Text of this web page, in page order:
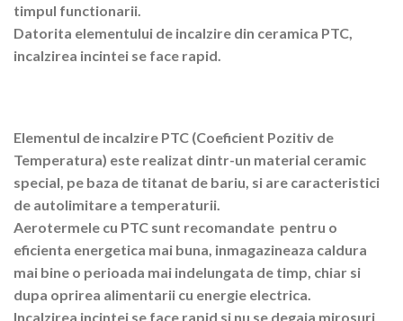
timpul functionarii.
Datorita elementului de incalzire din ceramica PTC,
incalzirea incintei se face rapid.
Elementul de incalzire PTC (Coeficient Pozitiv de
Temperatura) este realizat dintr-un material ceramic
special, pe baza de titanat de bariu, si are caracteristici
de autolimitare a temperaturii.
Aerotermele cu PTC sunt recomandate pentru o
eficienta energetica mai buna, inmagazineaza caldura
mai bine o perioada mai indelungata de timp, chiar si
dupa oprirea alimentarii cu energie electrica.
Incalzirea incintei se face rapid si nu se degaja mirosuri